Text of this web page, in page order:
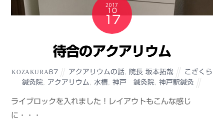
2017
10
17
待合のアクアリウム
KOZAKURA87 アクアリウムの話, 院長 坂本拓哉
こざくら
鍼灸院, アクアリウム , 水槽, 神戸 鍼灸院, 神戸駅鍼灸
ライブロックを入れました！レイアウトもこんな感じ
に・・・